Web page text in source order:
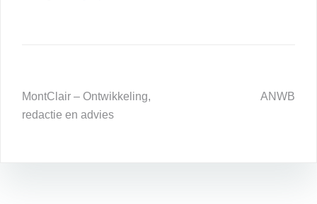
MontClair – Ontwikkeling,
redactie en advies
ANWB